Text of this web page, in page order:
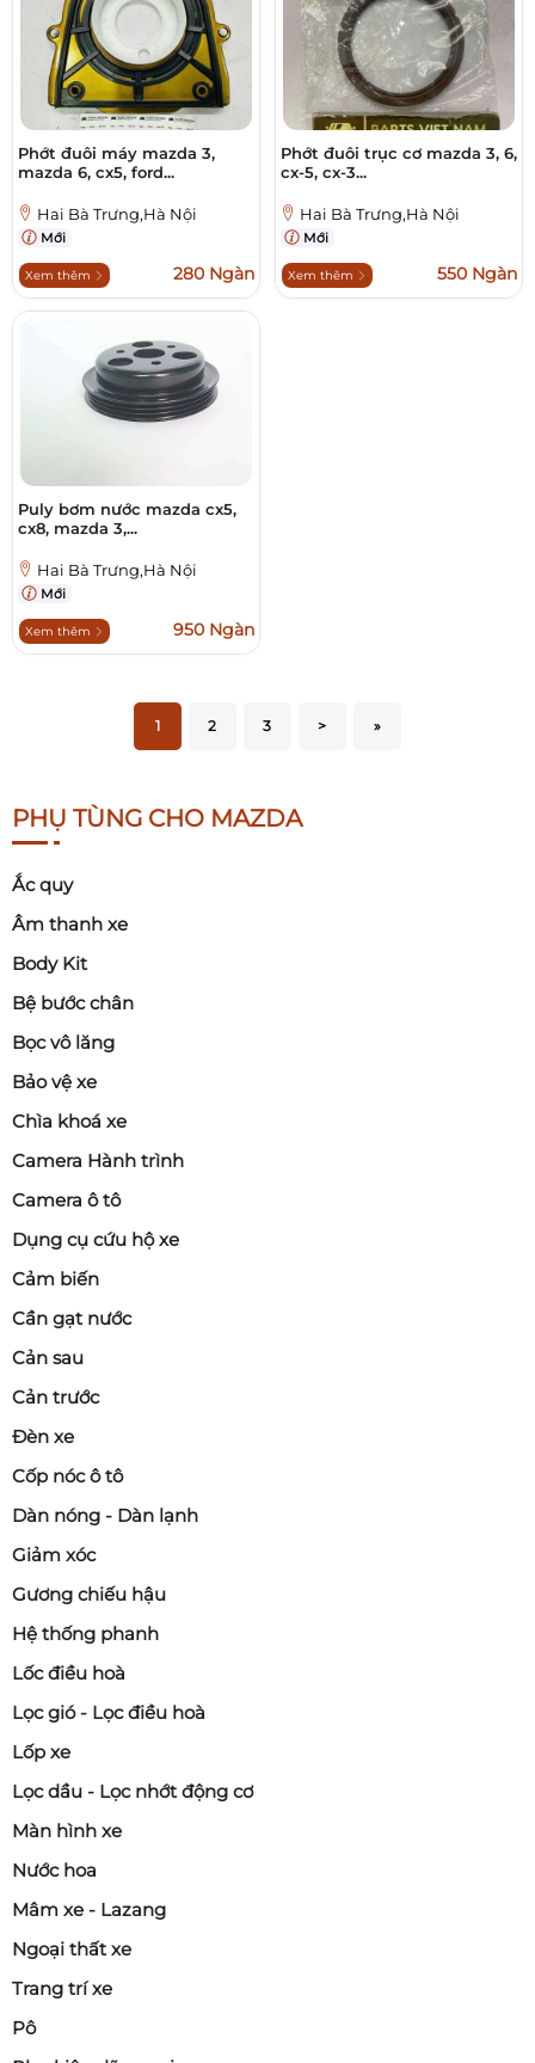
Phớt đuôi máy mazda 3,
mazda 6, cx5, ford...
Hai Bà Trưng,Hà Nội
Mới
Xem thêm 280 Ngàn
Phớt đuôi trục cơ mazda 3, 6,
cx-5, cx-3...
Hai Bà Trưng,Hà Nội
Mới
Xem thêm 550 Ngàn
Puly bơm nước mazda cx5,
cx8, mazda 3,...
Hai Bà Trưng,Hà Nội
Mới
Xem thêm 950 Ngàn
1 2 3 > »
PHỤ TÙNG CHO MAZDA
Ắc quy
Âm thanh xe
Body Kit
Bệ bước chân
Bọc vô lăng
Bảo vệ xe
Chìa khoá xe
Camera Hành trình
Camera ô tô
Dụng cụ cứu hộ xe
Cảm biến
Cần gạt nước
Cản sau
Cản trước
Đèn xe
Cốp nóc ô tô
Dàn nóng - Dàn lạnh
Giảm xóc
Gương chiếu hậu
Hệ thống phanh
Lốc điều hoà
Lọc gió - Lọc điều hoà
Lốp xe
Lọc dầu - Lọc nhớt động cơ
Màn hình xe
Nước hoa
Mâm xe - Lazang
Ngoại thất xe
Trang trí xe
Pô